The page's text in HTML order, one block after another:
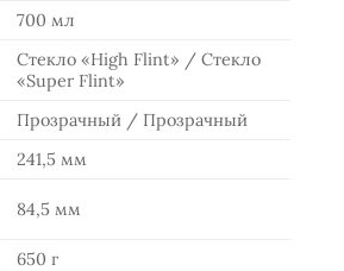
700 мл
Стекло «High Flint» / Стекло
«Super Flint»
Прозрачный / Прозрачный
241,5 мм
84,5 мм
650 г